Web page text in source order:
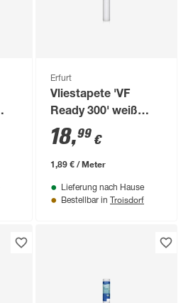
Erfurt
Vliestapete 'VF
Ready 300' weiß
0,53 x 10,05 m
18,99 €
1,89 € / Meter
Lieferung nach Hause
Bestellbar in Troisdorf